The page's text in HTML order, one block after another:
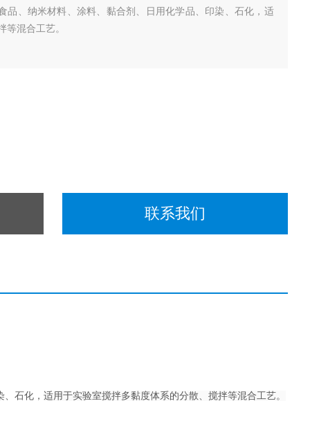
品、纳米材料、涂料、黏合剂、日用化学品、印染、石化，适
混合工艺。
联系我们
石化， 适用于实验室搅拌多黏度体系的分散、搅拌等混合工艺。